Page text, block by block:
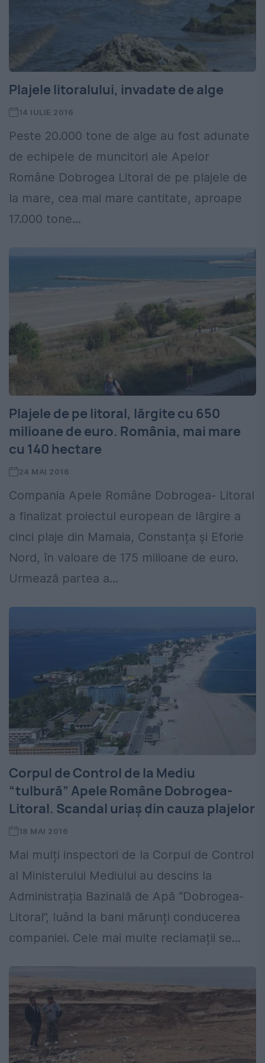
Plajele litoralului, invadate de alge
14 IULIE 2016
Peste 20.000 tone de alge au fost adunate
de echipele de muncitori ale Apelor
Române Dobrogea Litoral de pe plajele de
la mare, cea mai mare cantitate, aproape
17.000 tone...
Plajele de pe litoral, lărgite cu 650
milioane de euro. România, mai mare
cu 140 hectare
24 MAI 2016
Compania Apele Române Dobrogea- Litoral
a finalizat proiectul european de lărgire a
cinci plaje din Mamaia, Constanța și Eforie
Nord, în valoare de 175 milioane de euro.
Urmează partea a...
Corpul de Control de la Mediu
“tulbură” Apele Române Dobrogea-
Litoral. Scandal uriaș din cauza plajelor
18 MAI 2016
Mai mulți inspectori de la Corpul de Control
al Ministerului Mediului au descins la
Administrația Bazinală de Apă “Dobrogea-
Litoral”, luând la bani mărunți conducerea
companiei. Cele mai multe reclamații se...